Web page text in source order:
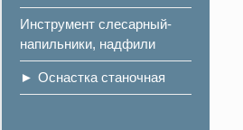
Инструмент слесарный-
напильники, надфили
Оснастка станочная